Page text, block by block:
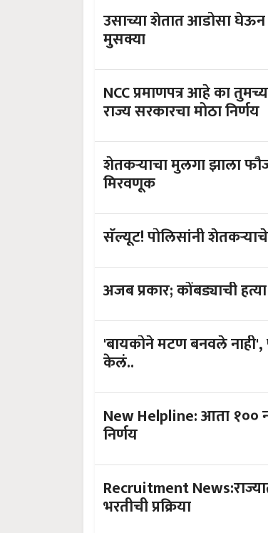
उसाच्या शेतात आडोसा
मुसक्या
NCC प्रमाणपत्र आहे का
राज्य सरकारचा मोठा निर्णय
शेतकऱ्याचा मुलगा झाला
मिरवणूक
सॅल्यूट! पोलिसांनी
'बायकोने मटण बनवले
केलं..
New Helpline: आता १००
निर्णय
Recruitment
भरतीची प्रक्रिया